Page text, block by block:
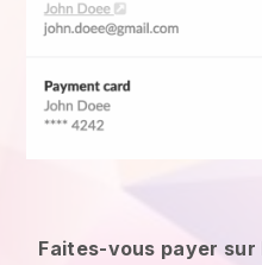
Faites-vous payer sur